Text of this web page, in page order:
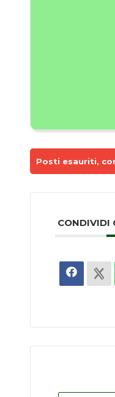
Posti esauriti,
CONDIVIDI